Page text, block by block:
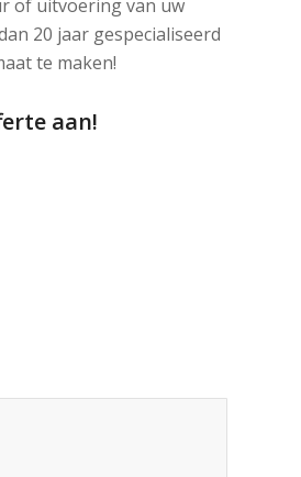
of uitvoering van uw
20 jaar gespecialiseerd
te maken!
aan!